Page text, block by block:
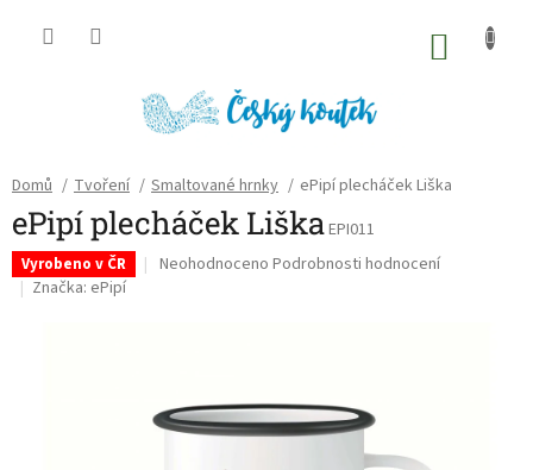
Domů / Tvoření / Smaltované hrnky / ePipí plecháček Liška
ePipí plecháček LiškaEPI011
Vyrobeno v ČR
Průměrné
hvězdiček.
Neohodnoceno Podrobnosti hodnocení
Značka: ePipí